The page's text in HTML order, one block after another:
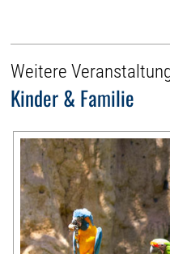
Weitere
Kinder & Familie